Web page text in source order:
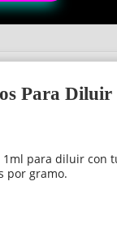
Para
1ml para diluir con
por gramo.